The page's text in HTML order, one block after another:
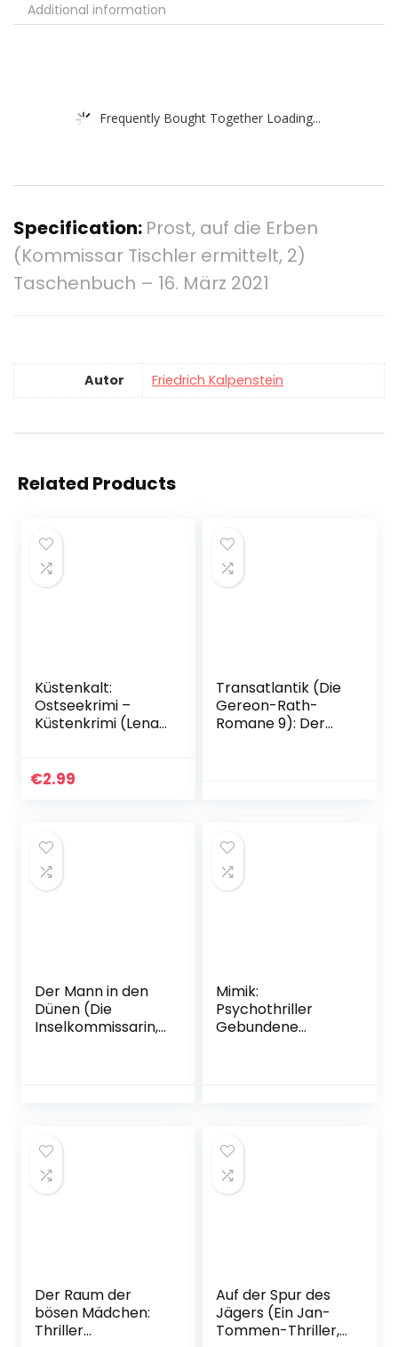
Additional information
Frequently Bought Together Loading...
Specification: Prost, auf die Erben
(Kommissar Tischler ermittelt, 2)
Taschenbuch – 16. März 2021
Autor Friedrich Kalpenstein
Related Products
Küstenkalt:
Ostseekrimi –
Küstenkrimi (Lena
ermitteln 7) Kindle
€2.99
Transatlantik (Die
Gereon-Rath-
Romane 9): Der
Ausgabe – 27.
Oktober 2022
Der Mann in den
Dünen (Die
Inselkommissarin,
Mimik:
Psychothriller
Gebundene
Der Raum der
bösen Mädchen:
Thriller
Auf der Spur des
Jägers (Ein Jan-
Tommen-Thriller,